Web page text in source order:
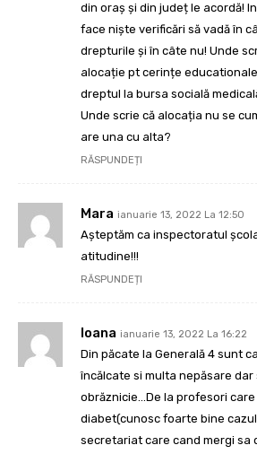
din oraș și din județ le acordă!
face niște verificări să vadă în
drepturile și în câte nu! Unde
alocație pt cerințe
dreptul la bursa socială
Unde scrie că alocația nu se
are una cu alta?
RĂSPUNDEȚI
Mara ianuarie 13, 2022 La 12:50
Așteptăm ca inspectoratul
atitudine!!!
RĂSPUNDEȚI
Ioana ianuarie 13, 2022 La 16:22
Din păcate la Generală 4 sunt
încălcate si multa nepăsare dar
obrăznicie…De la profesori care
diabet(cunosc foarte bine
secretariat care cand mergi sa